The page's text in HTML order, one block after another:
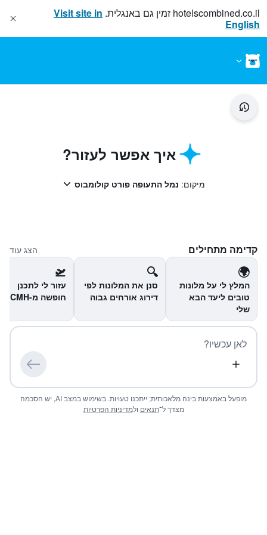
hotelscombined.co.il זמין גם באנגלית. Visit site in
English
איך אפשר לעזור?
מיקום: נמל התעופה פורט קולומבוס
קדימה מתחילים הצג עוד
🌍
המלץ לי על מלונות
טובים ליעד הבא
שלי
🔍
סנן את המלונות לפי
דירוג אורחים גבוה
🛫
עזור לי לתכנן
חופשה מ-CMH
מופעל באמצעות בינה מלאכותית; ייתכנו טעויות.
בשימוש במצב AI, יש הסכמה
מצדך ל־תנאים ולמדיניות הפרטיות